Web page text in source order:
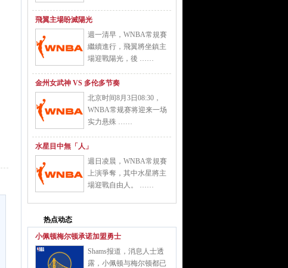
飛翼主場盼滅陽光
週一清早，WNBA常規賽
繼續進行，飛翼將坐鎮主
場迎戰陽光，後 ……
金州女武神 VS 多伦多节奏
北京时间8月3日08:30，
WNBA常规赛将迎来一场
实力悬殊 ……
水星目中無「人」
週日凌晨，WNBA常規賽
上演爭奪，其中水星將主
場迎戰自由人。 ……
热点动态
小佩顿梅尔顿承诺加盟勇士
Shams报道，消息人士透
露，小佩顿与梅尔顿都已